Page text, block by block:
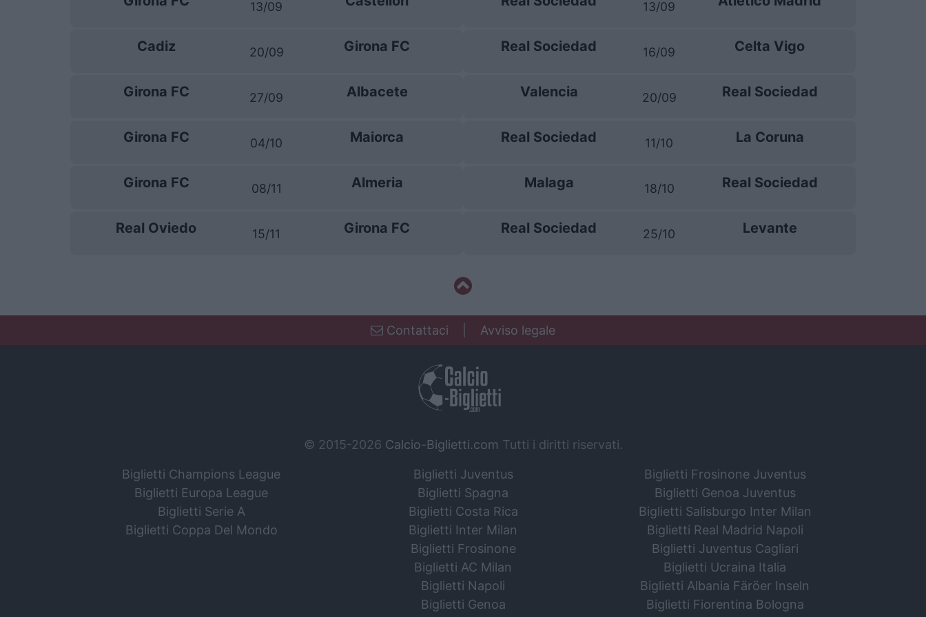
13/09
Cadiz 20/09 Girona FC
Girona FC 27/09 Albacete
Girona FC 04/10 Maiorca
Girona FC 08/11 Almeria
Real Oviedo 15/11 Girona FC
13/09
Real Sociedad 16/09 Celta Vigo
Valencia 20/09 Real Sociedad
Real Sociedad 11/10 La Coruna
Malaga 18/10 Real Sociedad
Real Sociedad 25/10 Levante
Contattaci Avviso legale
© 2015-2026 Calcio-Biglietti.com Tutti i diritti riservati.
Biglietti Champions League
Biglietti Europa League
Biglietti Serie A
Biglietti Coppa Del Mondo
Biglietti Juventus
Biglietti Spagna
Biglietti Costa Rica
Biglietti Inter Milan
Biglietti Frosinone
Biglietti AC Milan
Biglietti Napoli
Biglietti Genoa
Biglietti Frosinone Juventus
Biglietti Genoa Juventus
Biglietti Salisburgo Inter Milan
Biglietti Real Madrid Napoli
Biglietti Juventus Cagliari
Biglietti Ucraina Italia
Biglietti Albania Färöer Inseln
Biglietti Fiorentina Bologna